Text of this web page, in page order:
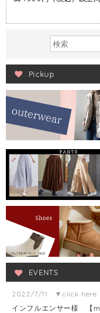
Pickup
EVENTS
2022/7/11 ▼click here
インフルエンサー様 【